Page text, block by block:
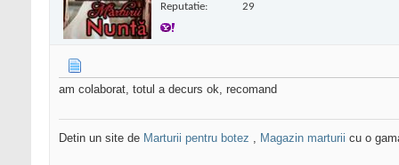
Reputatie: 29
am colaborat, totul a decurs ok, recomand
Detin un site de Marturii pentru botez , Magazin marturii cu o